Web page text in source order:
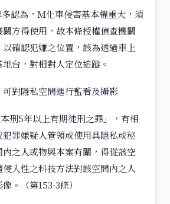
認為，Ｍ化車侵害基本權重大，須
方得使用，故本條授權偵查機關
確認犯嫌之位置，該為透過車上
台，對相對人定位追蹤。
對隱私空間進行監看及攝影
刑5年以上有期徒刑之罪」，有相
罪嫌疑人管領或使用具隱私或秘
之人或物與本案有關，得從該空
入性之科技方法對該空間內之人
。（第153-3條）